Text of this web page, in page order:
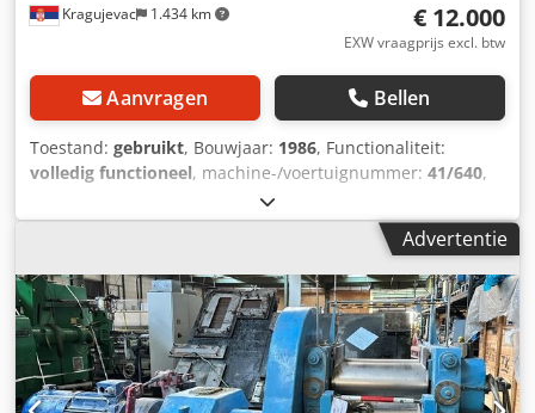
Kragujevac 1.434 km € 12.000
EXW vraagprijs excl. btw
Aanvragen Bellen
Toestand: gebruikt, Bouwjaar: 1986, Functionaliteit:
volledig functioneel, machine-/voertuignummer: 41/640,
, Viercellige injectiepers Rutil MP4
met een plaatafmeting van 260 x 240 mm en een
sluitkracht van 25 ton. Machine is operationeel. Cjdpfxjyb
Rn To Akksha
Advertentie